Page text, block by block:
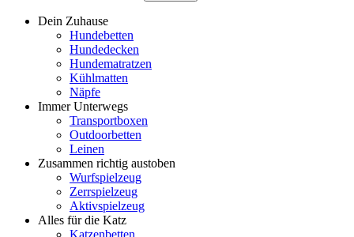
Dein Zuhause
Hundebetten
Hundedecken
Hundematratzen
Kühlmatten
Näpfe
Immer Unterwegs
Transportboxen
Outdoorbetten
Leinen
Zusammen richtig austoben
Wurfspielzeug
Zerrspielzeug
Aktivspielzeug
Alles für die Katz
Katzenbetten